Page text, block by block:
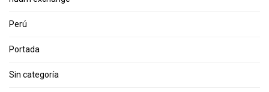
Perú
Portada
Sin categoría